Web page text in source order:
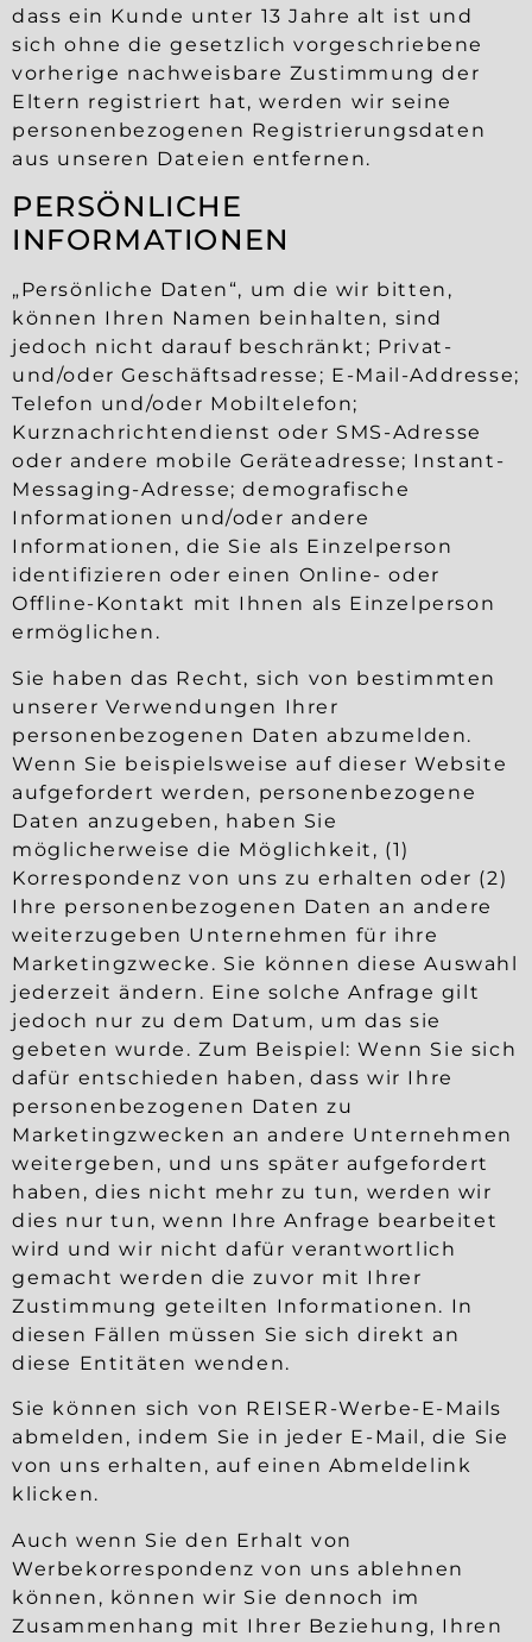
dass ein Kunde unter 13 Jahre alt ist und
sich ohne die gesetzlich vorgeschriebene
vorherige nachweisbare Zustimmung der
Eltern registriert hat, werden wir seine
personenbezogenen Registrierungsdaten
aus unseren Dateien entfernen.
PERSÖNLICHE
INFORMATIONEN
„Persönliche Daten“, um die wir bitten,
können Ihren Namen beinhalten, sind
jedoch nicht darauf beschränkt; Privat-
und/oder Geschäftsadresse; E-Mail-Addresse;
Telefon und/oder Mobiltelefon;
Kurznachrichtendienst oder SMS-Adresse
oder andere mobile Geräteadresse; Instant-
Messaging-Adresse; demografische
Informationen und/oder andere
Informationen, die Sie als Einzelperson
identifizieren oder einen Online- oder
Offline-Kontakt mit Ihnen als Einzelperson
ermöglichen.
Sie haben das Recht, sich von bestimmten
unserer Verwendungen Ihrer
personenbezogenen Daten abzumelden.
Wenn Sie beispielsweise auf dieser Website
aufgefordert werden, personenbezogene
Daten anzugeben, haben Sie
möglicherweise die Möglichkeit, (1)
Korrespondenz von uns zu erhalten oder (2)
Ihre personenbezogenen Daten an andere
weiterzugeben Unternehmen für ihre
Marketingzwecke. Sie können diese Auswahl
jederzeit ändern. Eine solche Anfrage gilt
jedoch nur zu dem Datum, um das sie
gebeten wurde. Zum Beispiel: Wenn Sie sich
dafür entschieden haben, dass wir Ihre
personenbezogenen Daten zu
Marketingzwecken an andere Unternehmen
weitergeben, und uns später aufgefordert
haben, dies nicht mehr zu tun, werden wir
dies nur tun, wenn Ihre Anfrage bearbeitet
wird und wir nicht dafür verantwortlich
gemacht werden die zuvor mit Ihrer
Zustimmung geteilten Informationen. In
diesen Fällen müssen Sie sich direkt an
diese Entitäten wenden.
Sie können sich von REISER-Werbe-E-Mails
abmelden, indem Sie in jeder E-Mail, die Sie
von uns erhalten, auf einen Abmeldelink
klicken.
Auch wenn Sie den Erhalt von
Werbekorrespondenz von uns ablehnen
können, können wir Sie dennoch im
Zusammenhang mit Ihrer Beziehung, Ihren